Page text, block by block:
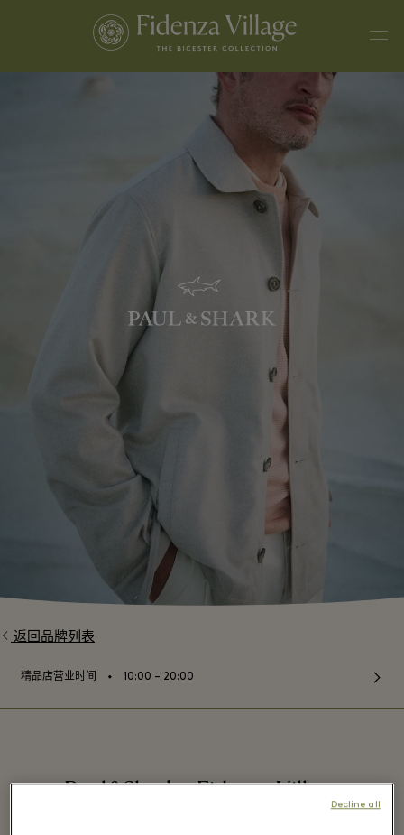
返回品牌列表
精品店营业时间 ⬩ 10:00 – 20:00
Paul&Shark - Fidenza VillageDecline all